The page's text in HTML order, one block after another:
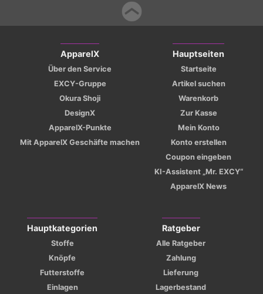
ApparelX
Über den Service
EXCY-Gruppe
Okura Shoji
DesignX
ApparelX-Punkte
Mit ApparelX Geschäfte machen
Hauptseiten
Startseite
Artikel suchen
Warenkorb
Zur Kasse
Mein Konto
Konto erstellen
Coupon eingeben
KI-Assistent „Mr. EXCY“
ApparelX News
Hauptkategorien
Stoffe
Knöpfe
Futterstoffe
Einlagen
Ratgeber
Alle Ratgeber
Zahlung
Lieferung
Lagerbestand